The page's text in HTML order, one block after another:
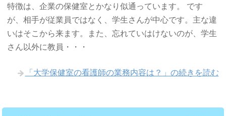
特徴は、企業の保健室とかなり似通っています。 です
が、相手が従業員ではなく、学生さんが中心です。主な違
いはそこから来ます。また、忘れていはけないのが、学生
さん以外に教員・・・
「大学保健室の看護師の業務内容は？」の続きを読む